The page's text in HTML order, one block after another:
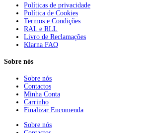
Políticas de privacidade
Política de Cookies
Termos e Condições
RAL e RLL
Livro de Reclamações
Klarna FAQ
Sobre nós
Sobre nós
Contactos
Minha Conta
Carrinho
Finalizar Encomenda
Sobre nós